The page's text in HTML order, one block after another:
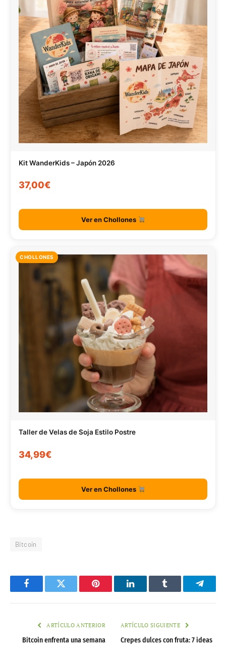
Kit WanderKids – Japón 2026
37,00€
Ver en Chollones
CHOLLONES
Taller de Velas de Soja Estilo Postre
34,99€
Ver en Chollones
Bitcoin
FacebookTwitter Pinterest LinkedInTumblr
ARTÍCULO ANTERIOR
Bitcoin enfrenta una semana
ARTÍCULO SIGUIENTE
Crepes dulces con fruta: 7 ideas